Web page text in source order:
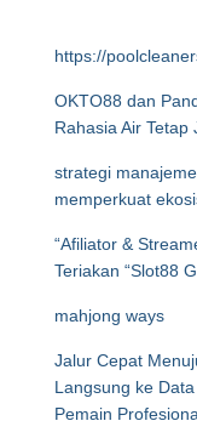
https://
OKTO88 dan
Rahasia Air
strategi
memperkuat
“Afiliator &
Teriakan “Slot88
mahjong ways
Jalur Cepat
Langsung ke
Pemain